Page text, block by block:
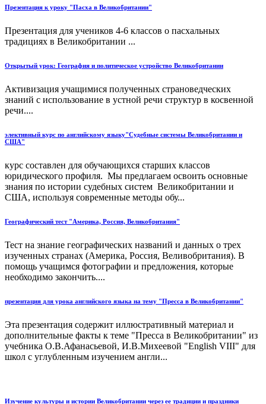
Презентация к уроку "Пасха в Великобритании"
Презентация для учеников 4-6 классов о пасхальных
традициях в Великобритании ...
Открытый урок: География и политическое устройство Великобритании
Активизация учащимися полученных страноведческих
знаний с использование в устной речи структур в косвенной
речи....
элективный курс по английскому языку"Судебные системы Великобритании и
США"
курс составлен для обучающихся старших классов
юридического профиля. Мы предлагаем освоить основные
знания по истории судебных систем Великобритании и
США, используя современные методы обу...
Географический тест "Америка, Россия, Великобритания"
Тест на знание географических названий и данных о трех
изученных странах (Америка, Россия, Веливобритания). В
помощь учащимся фотографии и предложения, которые
необходимо закончить....
презентация для урока английского языка на тему "Пресса в Великобритании"
Эта презентация содержит иллюстративный материал и
дополнительные факты к теме "Пресса в Великобритании" из
учебника О.В.Афанасьевой, И.В.Михеевой "English VIII" для
школ с углубленным изучением англи...
Изучение культуры и истории Великобритании через ее традиции и праздники